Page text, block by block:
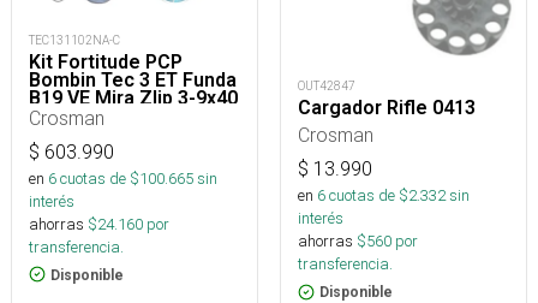
TEC131102NA-C
Kit Fortitude PCP
Bombin Tec 3 ET Funda
B19 VE Mira Zlip 3-9x40
- Poston P022 2LT -
Crosman
Crosman
$ 603.990
en 6cuotas de $100.665sin
interés
ahorras $24.160 por
transferencia.
Disponible
OUT42847
Cargador Rifle 0413
Crosman
$ 13.990
en 6cuotas de $2.332sin
interés
ahorras $560 por
transferencia.
Disponible